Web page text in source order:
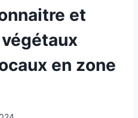
et
en zone